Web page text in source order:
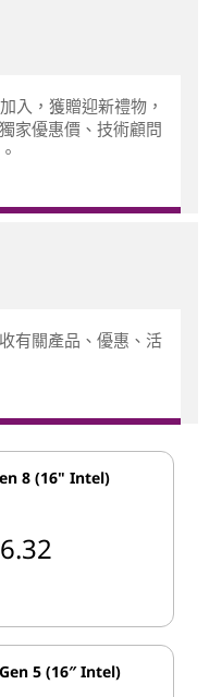
入，獲贈迎新禮物，
家優惠價、技術顧問
有關產品、優惠、活
8 (16" Intel)
5 (16″ Intel)